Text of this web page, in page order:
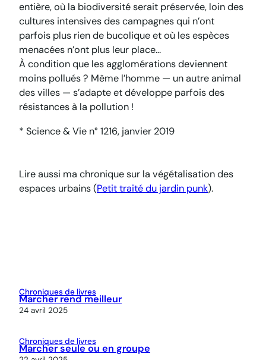
entière, où la biodiversité serait préservée, loin des
cultures intensives des campagnes qui n’ont
parfois plus rien de bucolique et où les espèces
menacées n’ont plus leur place…
À condition que les agglomérations deviennent
moins pollués ? Même l’homme — un autre animal
des villes — s’adapte et développe parfois des
résistances à la pollution !
* Science & Vie n° 1216, janvier 2019
Lire aussi ma chronique sur la végétalisation des
espaces urbains (Petit traité du jardin punk).
Chroniques de livres
Marcher rend meilleur
24 avril 2025
Chroniques de livres
Marcher seule ou en groupe